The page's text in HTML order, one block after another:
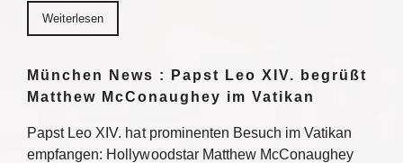
Weiterlesen
München News : Papst Leo XIV. begrüßt
Matthew McConaughey im Vatikan
Papst Leo XIV. hat prominenten Besuch im Vatikan
empfangen: Hollywoodstar Matthew McConaughey